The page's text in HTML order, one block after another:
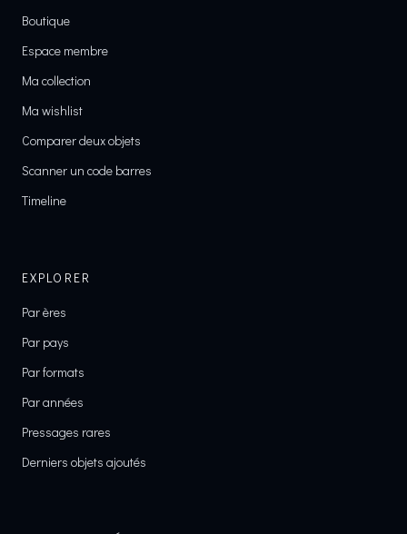
Boutique
Espace membre
Ma collection
Ma wishlist
Comparer deux objets
Scanner un code barres
Timeline
EXPLORER
Par ères
Par pays
Par formats
Par années
Pressages rares
Derniers objets ajoutés